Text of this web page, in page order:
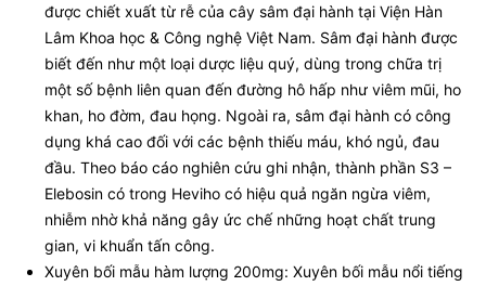
được chiết xuất từ rễ của cây sâm đại hành tại Viện Hàn
Lâm Khoa học & Công nghệ Việt Nam. Sâm đại hành được
biết đến như một loại dược liệu quý, dùng trong chữa trị
một số bệnh liên quan đến đường hô hấp như viêm mũi, ho
khan, ho đờm, đau họng. Ngoài ra, sâm đại hành có công
dụng khá cao đối với các bệnh thiếu máu, khó ngủ, đau
đầu. Theo báo cáo nghiên cứu ghi nhận, thành phần S3 –
Elebosin có trong Heviho có hiệu quả ngăn ngừa viêm,
nhiễm nhờ khả năng gây ức chế những hoạt chất trung
gian, vi khuẩn tấn công.
Xuyên bối mẫu hàm lượng 200mg: Xuyên bối mẫu nổi tiếng